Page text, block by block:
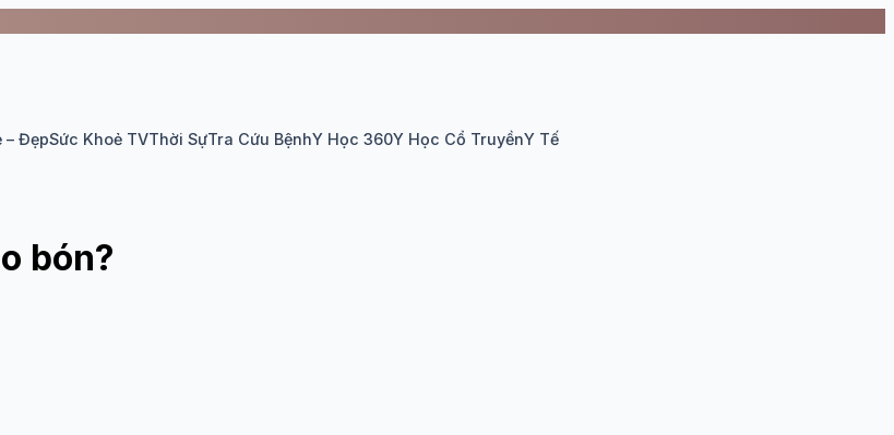
– ĐẹpSức Khoẻ TVThời SựTra Cứu BệnhY Học 360Y Học Cổ TruyềnY Tế
bón?